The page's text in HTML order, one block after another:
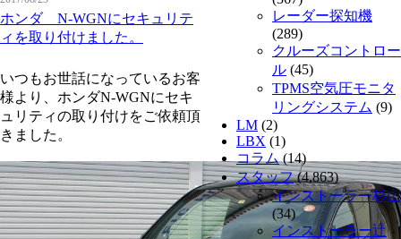
ホンダ N-WGNにセキュリテ
ィを取り付けました。
いつもお世話になっているお客
様より、ホンダN-WGNにセキ
ュリティの取り付けをご依頼頂
きました。
レーダー探知機
(289)
クルーズコントロー
ル (45)
TPMS空気圧モニタ
リングシステム (9)
LM (2)
LBX (1)
コラム(14)
スタッフ(4,863)
インストーラー杉山
(34)
インストーラー辻